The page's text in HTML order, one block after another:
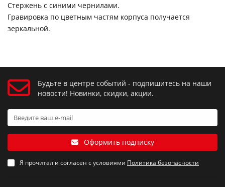
Стержень с синими чернилами.
Гравировка по цветным частям корпуса получается
зеркальной.
Будьте в центре событий - подпишитесь на наши
новости! Новинки, скидки, акции.
Оформить подписку
Я прочитал и согласен с условиями Политика безопасности